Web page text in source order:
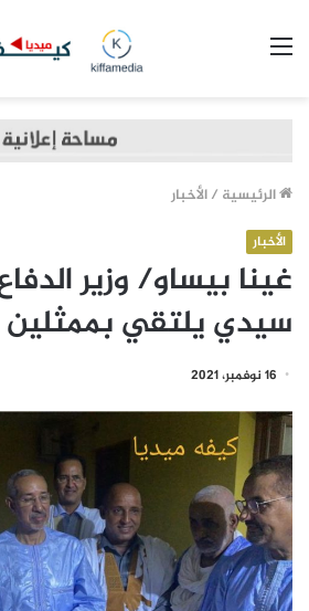
الرئيسية /الأخبار
الأخبار
غينا بيساو/ وزير
سيدي يلتقي بممثلين
16 نوفمبر، 2021